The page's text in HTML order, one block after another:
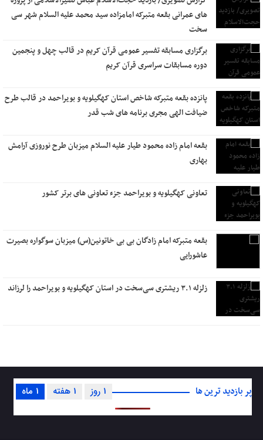
های عمرانی بقعه متبرکه امامزاده سید محمد علیه السلام شهر سی
سخت
برگزاری مسابقه تفسیر عمومی قرآن کریم در قالب چهل و پنجمین
دوره مسابقات سراسری قرآن کریم
پانزده بقعه متبرکه شاخص استان کهگیلویه و بویراحمد در قالب طرح
ضیافت الهی مجری برنامه های شب قدر
بقعه امام زاده محمود طیار علیه السلام میزبان طرح نوروزی آرامش
بهاری
تعاونی کهگیلویه و بویراحمد جزء تعاونی های برتر کشور
بقعه متبرکه امام زادگان بی بی خاتونین(س) میزبان سوگواره بصیرت
عاشورایی
زلزله ۳.۱ ریشتری سی‌سخت در استان کهگیلویه و بویراحمد را لرزاند
پر بازدید ترین ها 1 ماه 1 هفته 1 روز